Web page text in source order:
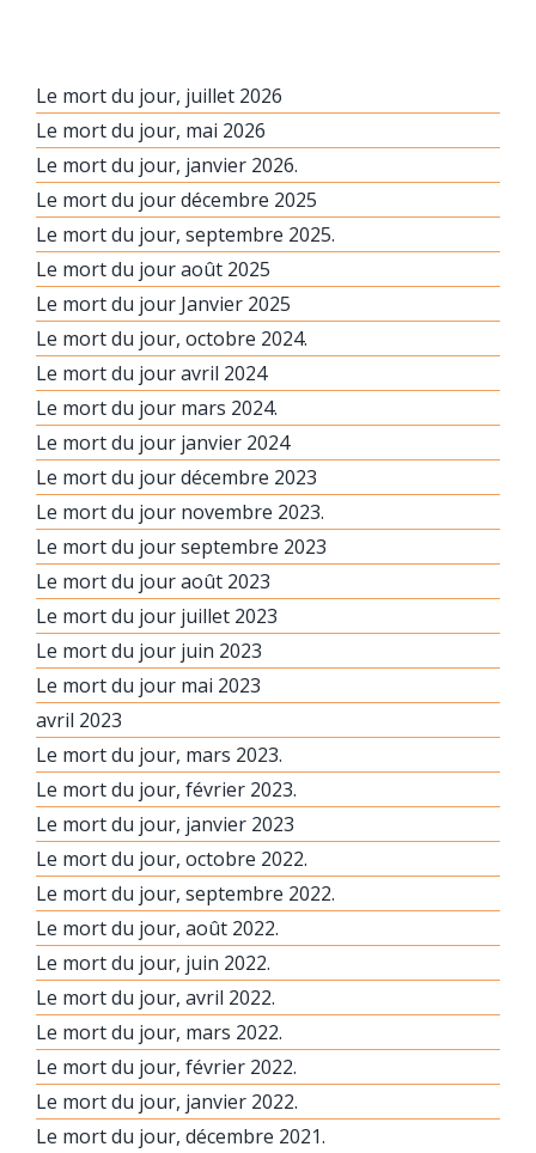
Le mort du jour, juillet 2026
Le mort du jour, mai 2026
Le mort du jour, janvier 2026.
Le mort du jour décembre 2025
Le mort du jour, septembre 2025.
Le mort du jour août 2025
Le mort du jour Janvier 2025
Le mort du jour, octobre 2024.
Le mort du jour avril 2024
Le mort du jour mars 2024.
Le mort du jour janvier 2024
Le mort du jour décembre 2023
Le mort du jour novembre 2023.
Le mort du jour septembre 2023
Le mort du jour août 2023
Le mort du jour juillet 2023
Le mort du jour juin 2023
Le mort du jour mai 2023
avril 2023
Le mort du jour, mars 2023.
Le mort du jour, février 2023.
Le mort du jour, janvier 2023
Le mort du jour, octobre 2022.
Le mort du jour, septembre 2022.
Le mort du jour, août 2022.
Le mort du jour, juin 2022.
Le mort du jour, avril 2022.
Le mort du jour, mars 2022.
Le mort du jour, février 2022.
Le mort du jour, janvier 2022.
Le mort du jour, décembre 2021.